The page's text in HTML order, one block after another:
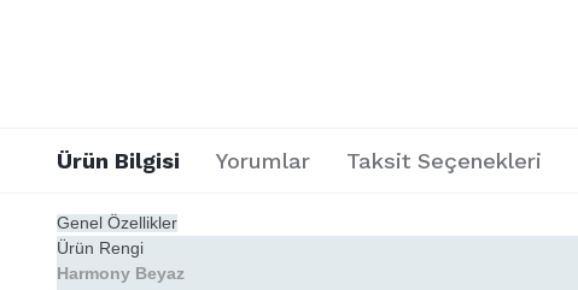
Ürün Bilgisi Yorumlar Taksit Seçenekleri
Genel Özellikler
Ürün Rengi
Harmony Beyaz